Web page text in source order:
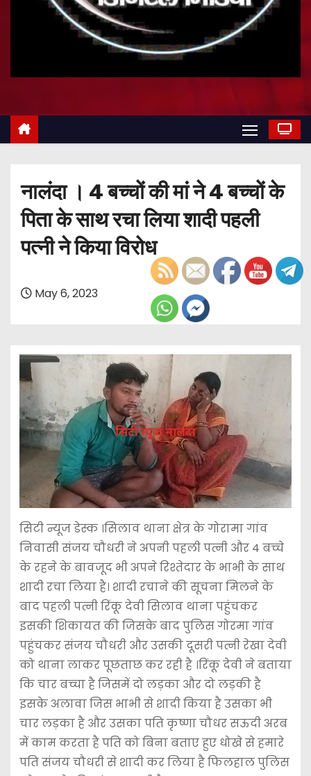
नालंदा । 4 बच्चों की मां ने 4 बच्चों के
पिता के साथ रचा लिया शादी पहली
पत्नी ने किया विरोध
May 6, 2023
सिटी न्यूज डेस्क ।सिलाव थाना क्षेत्र के गोरामा गांव
निवासी संजय चौधरी ने अपनी पहली पत्नी और 4 बच्चे
के रहने के बावजूद भी अपने रिश्तेदार के भाभी के साथ
शादी रचा लिया है। शादी रचाने की सूचना मिलने के
बाद पहली पत्नी रिंकू देवी सिलाव थाना पहुंचकर
इसकी शिकायत की जिसके बाद पुलिस गोरमा गांव
पहुंचकर संजय चौधरी और उसकी दूसरी पत्नी रेखा देवी
को थाना लाकर पूछताछ कर रही है ।रिंकू देवी ने बताया
कि चार बच्चा है जिसमें दो लड़का और दो लड़की है
इसके अलावा जिस भाभी से शादी किया है उसका भी
चार लड़का है और उसका पति कृष्णा चौधर सऊदी अरब
में काम करता है पति को बिना बताए हुए धोखे से हमारे
पति संजय चौधरी से शादी कर लिया है फिलहाल पुलिस